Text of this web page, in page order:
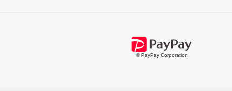
© PayPay Corporation